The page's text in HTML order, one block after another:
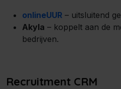
onlineUUR – uitsluitend
Akyla – koppelt aan de
bedrijven.
Recruitment CRM